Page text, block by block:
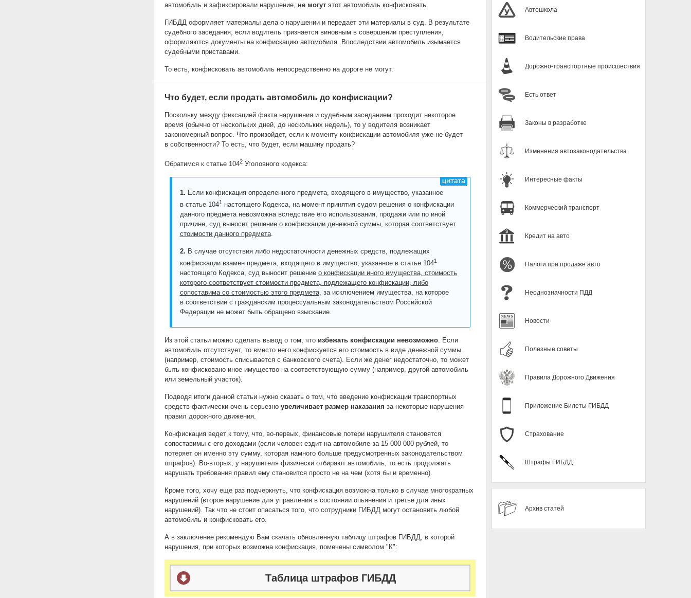
автомобиль и зафиксировали нарушение, не могутэтот автомобиль конфисковать.
ГИБДД оформляет материалы дела о нарушении и передает эти материалы в суд. В результате
судебного заседания, если водитель признается виновным в совершении преступления,
оформляются документы на конфискацию автомобиля. Впоследствии автомобиль изымается
судебными приставами.
То есть, конфисковать автомобиль непосредственно на дороге не могут.
Что будет, если продать автомобиль до конфискации?
Поскольку между фиксацией факта нарушения и судебным заседанием проходит некоторое
время (обычно от нескольких дней, до нескольких недель), то у водителя возникает
закономерный вопрос. Что произойдет, если к моменту конфискации автомобиля уже не будет
в собственности? То есть, что будет, если машину продать?
Обратимся к статье 1042Уголовного кодекса:
1. Если конфискация определенного предмета, входящего в имущество, указанное
в статье 1041настоящего Кодекса, на момент принятия судом решения о конфискации
данного предмета невозможна вследствие его использования, продажи или по иной
причине, суд выносит решение о конфискации денежной суммы, которая соответствует
стоимости данного предмета.
2. В случае отсутствия либо недостаточности денежных средств, подлежащих
конфискации взамен предмета, входящего в имущество, указанное в статье 1041
настоящего Кодекса, суд выносит решение о конфискации иного имущества, стоимость
которого соответствует стоимости предмета, подлежащего конфискации, либо
сопоставима со стоимостью этого предмета, за исключением имущества, на которое
в соответствии с гражданским процессуальным законодательством Российской
Федерации не может быть обращено взыскание.
Из этой статьи можно сделать вывод о том, что избежать конфискации невозможно. Если
автомобиль отсутствует, то вместо него конфискуется его стоимость в виде денежной суммы
(например, стоимость списывается с банковского счета). Если же денег недостаточно, то может
быть конфисковано иное имущество на соответствующую сумму (например, другой автомобиль
или земельный участок).
Подводя итоги данной статьи нужно сказать о том, что введение конфискации транспортных
средств фактически очень серьезно увеличивает размер наказания за некоторые нарушения
правил дорожного движения.
Конфискация ведет к тому, что, во-первых, финансовые потери нарушителя становятся
сопоставимы с его доходами (если человек ездит на автомобиле за 15 000 000 рублей, то
потеряет он именно эту сумму, которая намного больше предусмотренных законодательством
штрафов). Во-вторых, у нарушителя физически отбирают автомобиль, то есть продолжать
нарушать требования правил ему становится просто не на чем (хотя бы и временно).
Кроме того, хочу еще раз подчеркнуть, что конфискация возможна только в случае многократных
нарушений (второе нарушение для управления в состоянии опьянения и третье для иных
нарушений). Так что не стоит опасаться того, что сотрудники ГИБДД могут остановить любой
автомобиль и конфисковать его.
А в заключение рекомендую Вам скачать обновленную таблицу штрафов ГИБДД, в которой
нарушения, при которых возможна конфискация, помечены символом "К":
Таблица штрафов ГИБДД
Автошкола
Водительские права
Дорожно-транспортные происшествия
Есть ответ
Законы в разработке
Изменения автозаконодательства
Интересные факты
Коммерческий транспорт
Кредит на авто
Налоги при продаже авто
Неоднозначности ПДД
Новости
Полезные советы
Правила Дорожного Движения
Приложение Билеты ГИБДД
Страхование
Штрафы ГИБДД
Архив статей